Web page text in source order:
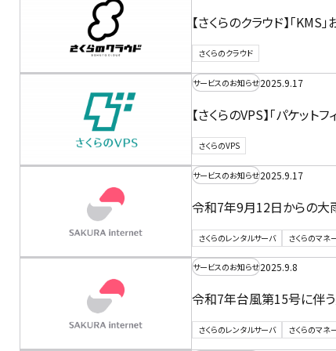
【さくらのクラウド】「
さくらのクラウド
サービスのお知らせ2025.9.17
【さくらのVPS】「パケッ
さくらのVPS
サービスのお知らせ2025.9.17
令和7年9月12日からの大
さくらのレンタルサーバ さくらのマネ
サービスのお知らせ2025.9.8
令和7年台風第15号に伴
さくらのレンタルサーバ さくらのマネ